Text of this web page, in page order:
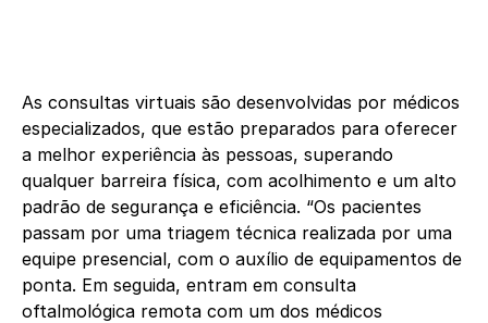
As consultas virtuais são desenvolvidas por médicos
especializados, que estão preparados para oferecer
a melhor experiência às pessoas, superando
qualquer barreira física, com acolhimento e um alto
padrão de segurança e eficiência. “Os pacientes
passam por uma triagem técnica realizada por uma
equipe presencial, com o auxílio de equipamentos de
ponta. Em seguida, entram em consulta
oftalmológica remota com um dos médicos